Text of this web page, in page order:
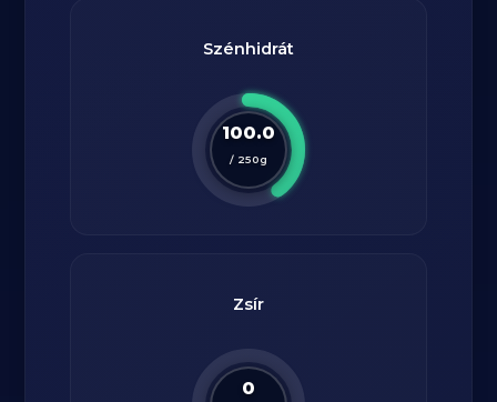
Szénhidrát
100.0
/ 250g
Zsír
0